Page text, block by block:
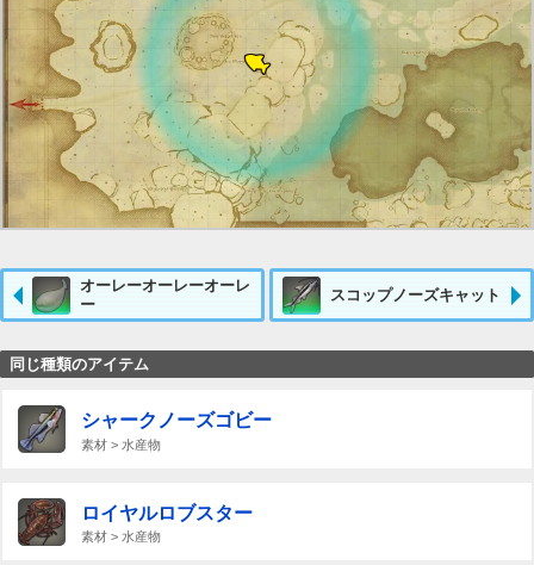
オーレーオーレーオーレ
ー
スコップノーズキャット
同じ種類のアイテム
シャークノーズゴビー
素材 > 水産物
ロイヤルロブスター
素材 > 水産物